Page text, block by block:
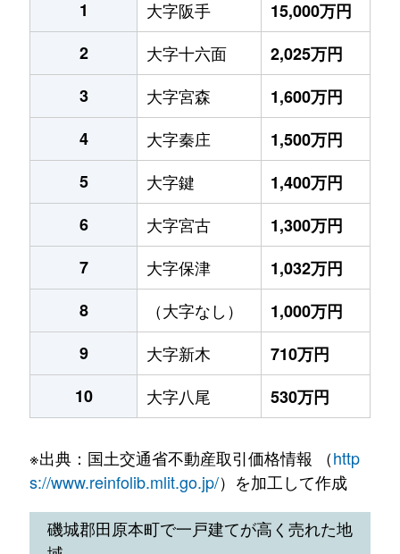
1
大字阪手
15,000万円
2
大字十六面
2,025万円
3
大字宮森
1,600万円
4
大字秦庄
1,500万円
5
大字鍵
1,400万円
6
大字宮古
1,300万円
7
大字保津
1,032万円
8
（大字なし）
1,000万円
9
大字新木
710万円
10
大字八尾 530万円
※出典：国土交通省不動産取引価格情報 （http
s://www.reinfolib.mlit.go.jp/）を加工して作成
磯城郡田原本町で一戸建てが高く売れた地